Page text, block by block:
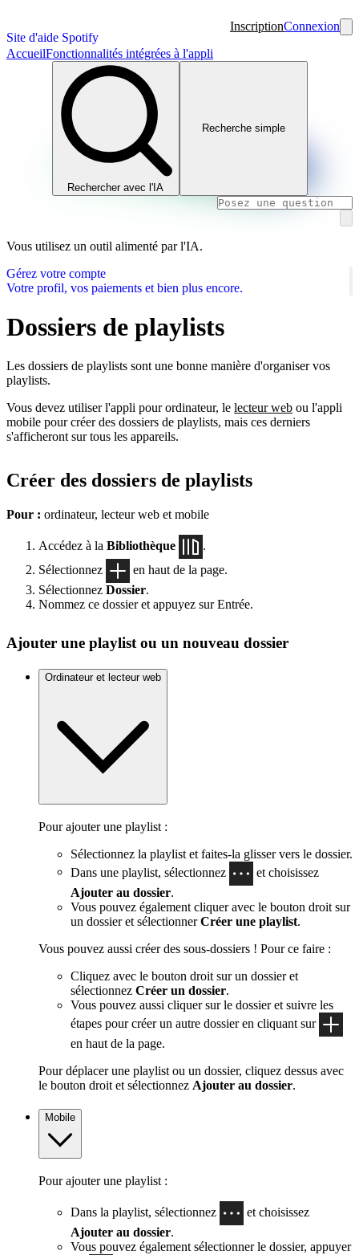
Site d'aide Spotify
InscriptionConnexion
AccueilFonctionnalités intégrées à l'appli
Rechercher avec l'IA
Recherche simple
Vous utilisez un outil alimenté par l'IA.
Gérez votre compte
Votre profil, vos paiements et bien plus encore.
Dossiers de playlists
Les dossiers de playlists sont une bonne manière d'organiser vos
playlists.
Vous devez utiliser l'appli pour ordinateur, le lecteur web ou l'appli
mobile pour créer des dossiers de playlists, mais ces derniers
s'afficheront sur tous les appareils.
Créer des dossiers de playlists
Pour : ordinateur, lecteur web et mobile
Accédez à la Bibliothèque
.
Sélectionnez
en haut de la page.
Sélectionnez Dossier.
Nommez ce dossier et appuyez sur Entrée.
Ajouter une playlist ou un nouveau dossier
Ordinateur et lecteur web
Pour ajouter une playlist :
Sélectionnez la playlist et faites-la glisser vers le dossier.
Dans une playlist, sélectionnez
et choisissez
Ajouter au dossier.
Vous pouvez également cliquer avec le bouton droit sur
un dossier et sélectionnerCréer une playlist.
Vous pouvez aussi créer des sous-dossiers ! Pour ce faire :
Cliquez avec le bouton droit sur un dossier et
sélectionnez Créer un dossier.
Vous pouvez aussi cliquer sur le dossier et suivre les
étapes pour créer un autre dossier en cliquant sur
en haut de la page.
Pour déplacer une playlist ou un dossier, cliquez dessus avec
le bouton droit et sélectionnez Ajouter au dossier.
Mobile
Pour ajouter une playlist :
Dans la playlist, sélectionnez
et choisissez
Ajouter au dossier.
Vous pouvez également sélectionner le dossier, appuyer